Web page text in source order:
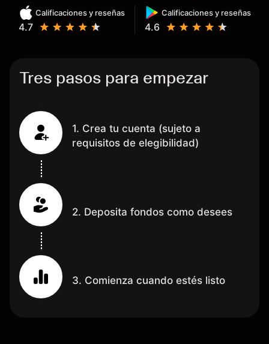
Mientras más activo seas, más
dinero te reembolsa. Muchas
Calificaciones y reseñas
4.7
Calificaciones y reseñas
4.6
Tres pasos para empezar
1. Crea tu cuenta (sujeto a
requisitos de elegibilidad)
2. Deposita fondos como desees
3. Comienza cuando estés listo